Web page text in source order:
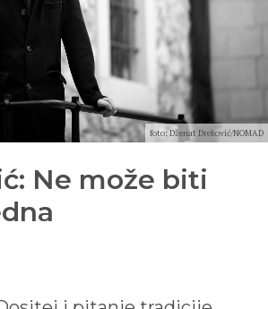
foto: Dženat Dreković/NOMAD
Ne može biti